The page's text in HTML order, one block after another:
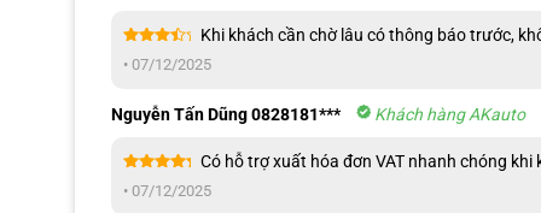
Bảng giá dán PPF Xpel mới nhất hiện
Chi phí dán PPF Xpel hiện tại khá linh hoạt, dao động từ
ngoại thất) và kích thước cụ thể của từng loại xe. Để có cái
xếp
Khi khách cần chờ lâu có thông báo trước,
• 07/12/2025
Nguyễn Tấn Dũng 0828181*** Khách hàng AKauto
hạng 55
Có hỗ trợ xuất hóa đơn VAT nhanh chóng khi
• 07/12/2025